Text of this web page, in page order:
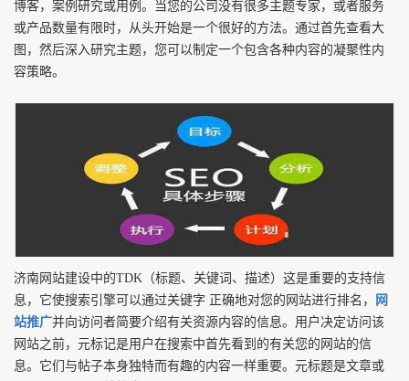
博客，案例研究或用例。当您的公司没有很多主题专家，或者服务
或产品数量有限时，从头开始是一个很好的方法。通过首先查看大
图，然后深入研究主题，您可以制定一个包含各种内容的凝聚性内
容策略。
济南网站建设中的TDK（标题、关键词、描述）这是重要的支持信
息，它使搜索引擎可以通过关键字 正确地对您的网站进行排名，
网
站推广并向访问者简要介绍有关资源内容的信息。用户决定访问该
网站之前，元标记是用户在搜索中首先看到的有关您的网站的信
息。它们与帖子本身独特而有趣的内容一样重要。元标题是文章或